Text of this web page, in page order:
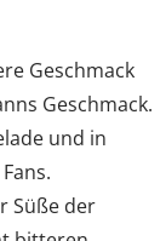
Geschmack
Geschmack.
und in
Süße der